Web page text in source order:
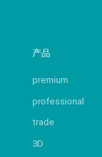
产品
premium
professional
trade
3D